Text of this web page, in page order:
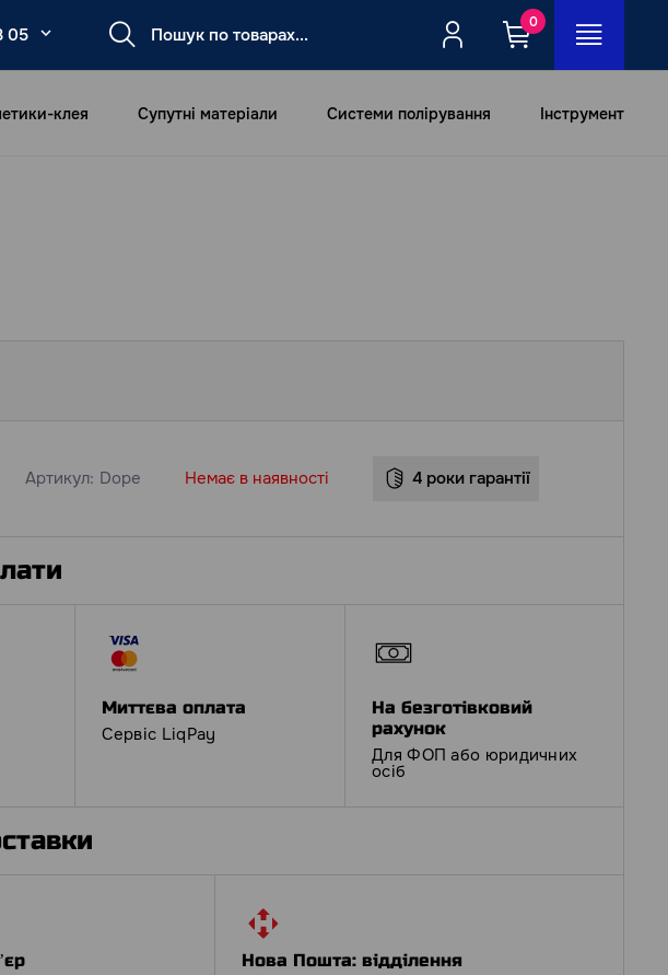
05
0
клея Супутні матеріали Системи полірування Інструмент
Артикул: Dope Немає в наявності 4 роки гарантії
Миттєва оплата
Сервіс LiqPay
На безготівковий
рахунок
Для ФОП або юридичних
осіб
Нова Пошта: відділення